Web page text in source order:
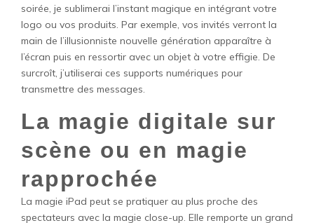
soirée, je sublimerai l’instant magique en intégrant votre
logo ou vos produits. Par exemple, vos invités verront la
main de l’illusionniste nouvelle génération apparaître à
l’écran puis en ressortir avec un objet à votre effigie. De
surcroît, j’utiliserai ces supports numériques pour
transmettre des messages.
La magie digitale sur
scène ou en magie
rapprochée
La magie iPad peut se pratiquer au plus proche des
spectateurs avec la magie close-up. Elle remporte un grand